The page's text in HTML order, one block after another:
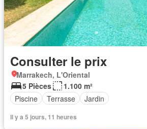
Consulter le prix
Marrakech, L'Oriental
5 Pièces
1.100 m²
Piscine
Terrasse Jardin
Il y a 5 jours, 11 heures